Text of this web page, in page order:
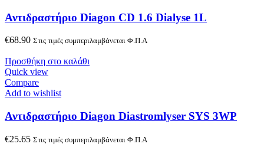
Αντιδραστήριο Diagon CD 1.6 Dialyse 1L
€68.90 Στις τιμές συμπεριλαμβάνεται Φ.Π.Α
Προσθήκη στο καλάθι
Quick view
Compare
Add to wishlist
Αντιδραστήριο Diagon Diastromlyser SYS 3WP
€25.65 Στις τιμές συμπεριλαμβάνεται Φ.Π.Α